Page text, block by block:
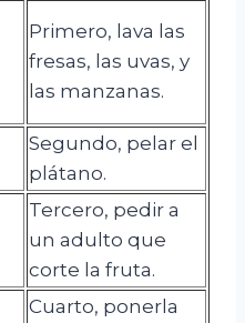
Primero, lava las
fresas, las uvas, y
las manzanas.
Segundo, pelar el
plátano.
Tercero, pedir a
un adulto que
corte la fruta.
Cuarto, ponerla